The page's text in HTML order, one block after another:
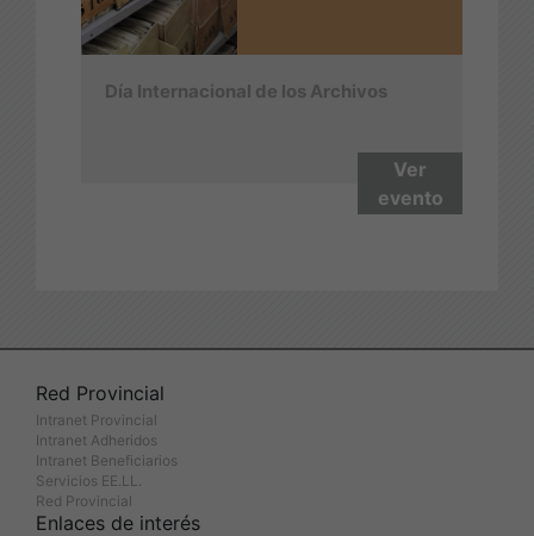
Día Internacional de los Archivos
Ver
evento
Red Provincial
Intranet Provincial
Intranet Adheridos
Intranet Beneficiarios
Servicios EE.LL.
Red Provincial
Enlaces de interés